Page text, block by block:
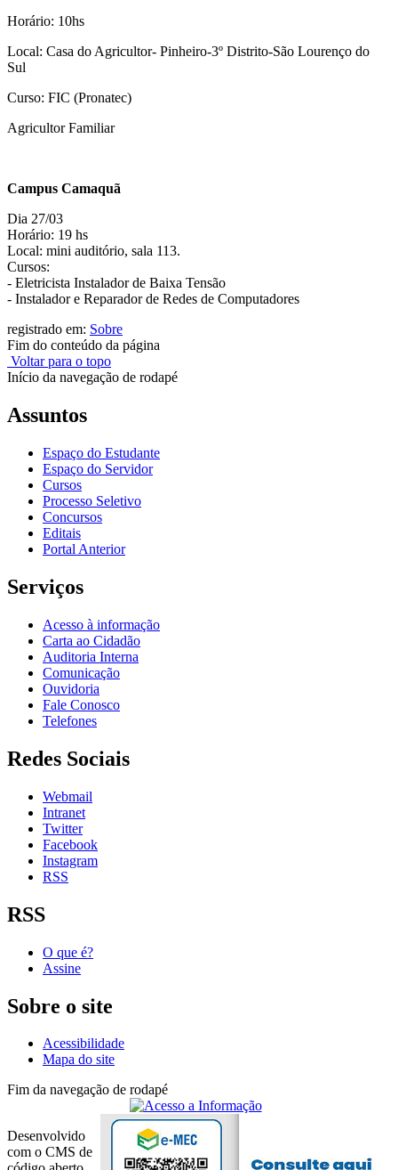
Horário: 10hs
Local: Casa do Agricultor- Pinheiro-3º Distrito-São Lourenço do
Sul
Curso: FIC (Pronatec)
Agricultor Familiar
Campus Camaquã
Dia 27/03
Horário: 19 hs
Local: mini auditório, sala 113.
Cursos:
- Eletricista Instalador de Baixa Tensão
- Instalador e Reparador de Redes de Computadores
registrado em: Sobre
Fim do conteúdo da página
Voltar para o topo
Início da navegação de rodapé
Assuntos
Espaço do Estudante
Espaço do Servidor
Cursos
Processo Seletivo
Concursos
Editais
Portal Anterior
Serviços
Acesso à informação
Carta ao Cidadão
Auditoria Interna
Comunicação
Ouvidoria
Fale Conosco
Telefones
Redes Sociais
Webmail
Intranet
Twitter
Facebook
Instagram
RSS
RSS
O que é?
Assine
Sobre o site
Acessibilidade
Mapa do site
Fim da navegação de rodapé
Desenvolvido
com o CMS de